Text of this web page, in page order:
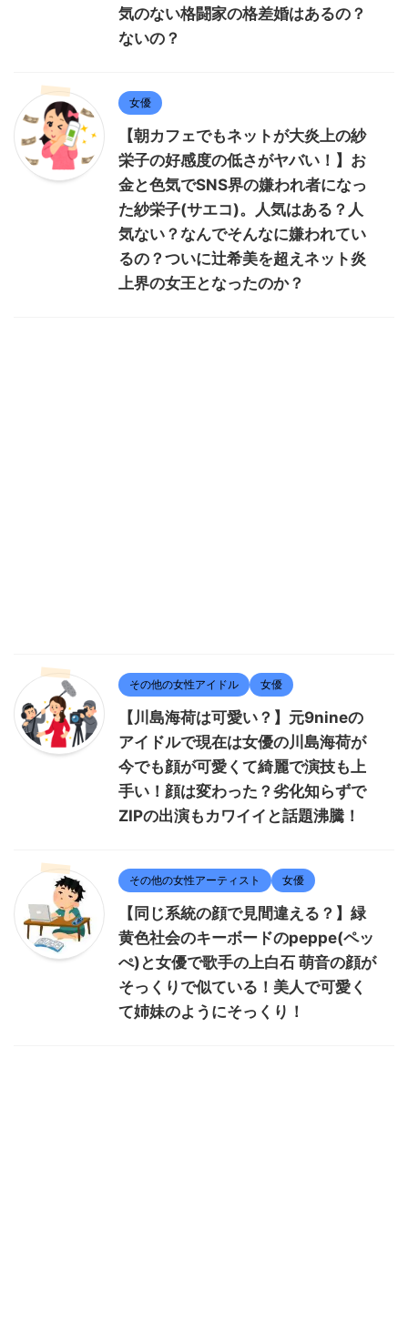
気のない格闘家の格差婚はあるの？
ないの？
女優
【朝カフェでもネットが大炎上の紗
栄子の好感度の低さがヤバい！】お
金と色気でSNS界の嫌われ者になっ
た紗栄子(サエコ)。人気はある？人
気ない？なんでそんなに嫌われてい
るの？ついに辻希美を超えネット炎
上界の女王となったのか？
その他の女性アイドル 女優
【川島海荷は可愛い？】元9nineの
アイドルで現在は女優の川島海荷が
今でも顔が可愛くて綺麗で演技も上
手い！顔は変わった？劣化知らずで
ZIPの出演もカワイイと話題沸騰！
その他の女性アーティスト 女優
【同じ系統の顔で見間違える？】緑
黄色社会のキーボードのpeppe(ペッ
ぺ)と女優で歌手の上白石 萌音の顔が
そっくりで似ている！美人で可愛く
て姉妹のようにそっくり！